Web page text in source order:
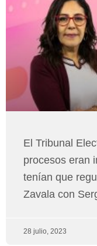
El Tribunal
procesos eran
tenían que
Zavala con
28 julio, 2023